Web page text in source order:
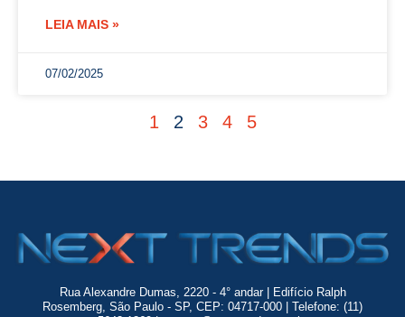
LEIA MAIS »
07/02/2025
1 2 3 4 5
Rua Alexandre Dumas, 2220 - 4° andar | Edifício Ralph
Rosemberg, São Paulo - SP, CEP: 04717-000 | Telefone: (11)